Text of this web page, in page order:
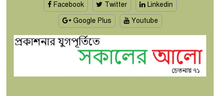
Facebook Twitter
Linkedin
Google Plus
Youtube